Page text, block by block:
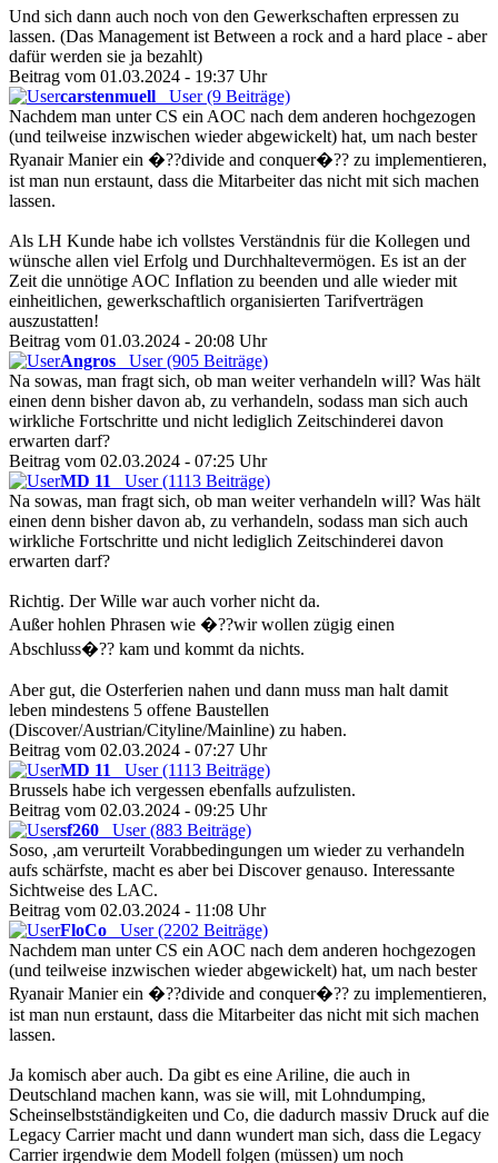
Und sich dann auch noch von den Gewerkschaften erpressen zu
lassen. (Das Management ist Between a rock and a hard place - aber
dafür werden sie ja bezahlt)
Beitrag vom 01.03.2024 - 19:37 Uhr
carstenmuell
User (9 Beiträge)
Nachdem man unter CS ein AOC nach dem anderen hochgezogen
(und teilweise inzwischen wieder abgewickelt) hat, um nach bester
Ryanair Manier ein �??divide and conquer�?? zu implementieren,
ist man nun erstaunt, dass die Mitarbeiter das nicht mit sich machen
lassen.
Als LH Kunde habe ich vollstes Verständnis für die Kollegen und
wünsche allen viel Erfolg und Durchhaltevermögen. Es ist an der
Zeit die unnötige AOC Inflation zu beenden und alle wieder mit
einheitlichen, gewerkschaftlich organisierten Tarifverträgen
auszustatten!
Beitrag vom 01.03.2024 - 20:08 Uhr
Angros
User (905 Beiträge)
Na sowas, man fragt sich, ob man weiter verhandeln will? Was hält
einen denn bisher davon ab, zu verhandeln, sodass man sich auch
wirkliche Fortschritte und nicht lediglich Zeitschinderei davon
erwarten darf?
Beitrag vom 02.03.2024 - 07:25 Uhr
MD 11
User (1113 Beiträge)
Na sowas, man fragt sich, ob man weiter verhandeln will? Was hält
einen denn bisher davon ab, zu verhandeln, sodass man sich auch
wirkliche Fortschritte und nicht lediglich Zeitschinderei davon
erwarten darf?
Richtig. Der Wille war auch vorher nicht da.
Außer hohlen Phrasen wie �??wir wollen zügig einen
Abschluss�?? kam und kommt da nichts.
Aber gut, die Osterferien nahen und dann muss man halt damit
leben mindestens 5 offene Baustellen
(Discover/Austrian/Cityline/Mainline) zu haben.
Beitrag vom 02.03.2024 - 07:27 Uhr
MD 11
User (1113 Beiträge)
Brussels habe ich vergessen ebenfalls aufzulisten.
Beitrag vom 02.03.2024 - 09:25 Uhr
sf260
User (883 Beiträge)
Soso, ,am verurteilt Vorabbedingungen um wieder zu verhandeln
aufs schärfste, macht es aber bei Discover genauso. Interessante
Sichtweise des LAC.
Beitrag vom 02.03.2024 - 11:08 Uhr
FloCo
User (2202 Beiträge)
Nachdem man unter CS ein AOC nach dem anderen hochgezogen
(und teilweise inzwischen wieder abgewickelt) hat, um nach bester
Ryanair Manier ein �??divide and conquer�?? zu implementieren,
ist man nun erstaunt, dass die Mitarbeiter das nicht mit sich machen
lassen.
Ja komisch aber auch. Da gibt es eine Ariline, die auch in
Deutschland machen kann, was sie will, mit Lohndumping,
Scheinselbstständigkeiten und Co, die dadurch massiv Druck auf die
Legacy Carrier macht und dann wundert man sich, dass die Legacy
Carrier irgendwie dem Modell folgen (müssen) um noch